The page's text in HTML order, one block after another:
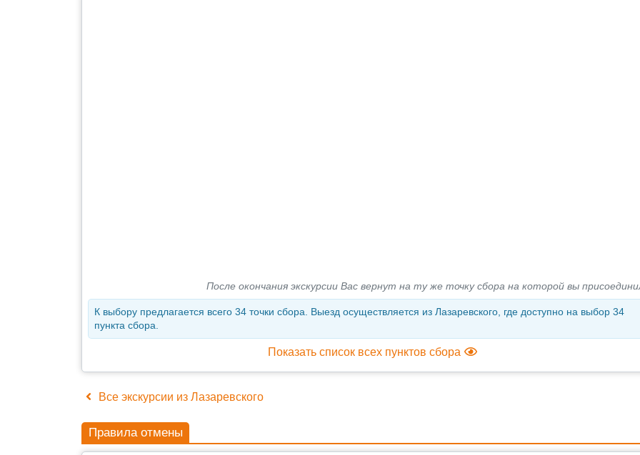
После окончания экскурсии Вас вернут на ту же точку сбора на которой вы
К выбору предлагается всего 34 точки сбора. Выезд осуществляется из Лазаревского, где доступно на выбор 34
пункта сбора.
Показать список всех пунктов сбора
Все экскурсии из Лазаревского
Правила отмены